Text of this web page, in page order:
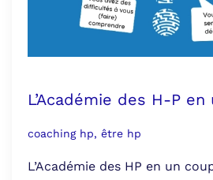
L’Académie des H-P
coaching hp, être hp
L’Académie des HP en un